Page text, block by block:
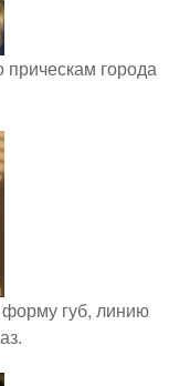
прическам города
губ, линию